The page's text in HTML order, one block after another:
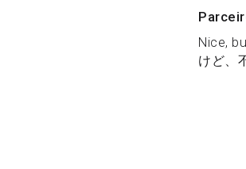
Nice,
けど、